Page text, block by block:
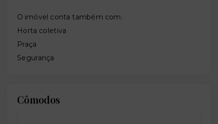
O imóvel conta também com:
Horta coletiva
Praça
Segurança
Cômodos